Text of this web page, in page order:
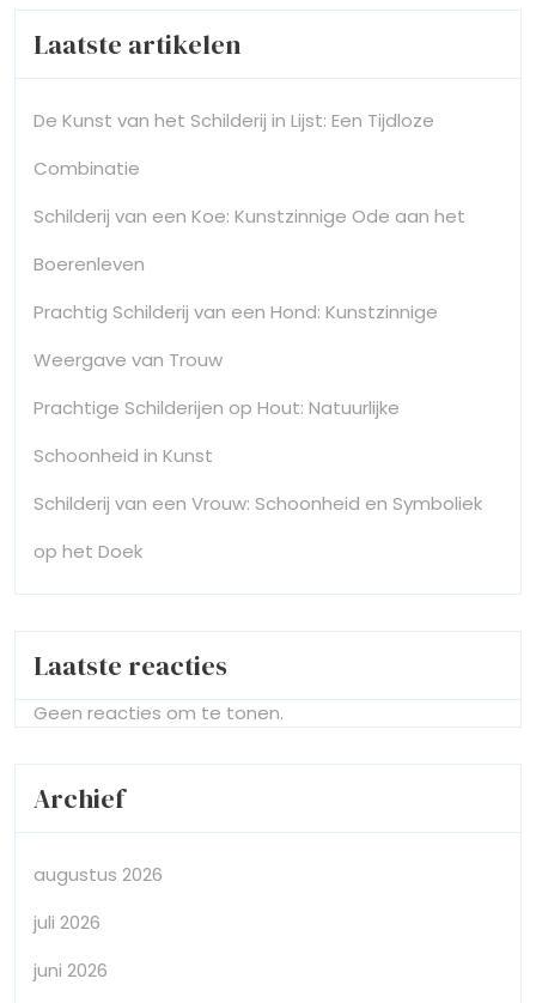
Laatste artikelen
De Kunst van het Schilderij in Lijst: Een Tijdloze
Combinatie
Schilderij van een Koe: Kunstzinnige Ode aan het
Boerenleven
Prachtig Schilderij van een Hond: Kunstzinnige
Weergave van Trouw
Prachtige Schilderijen op Hout: Natuurlijke
Schoonheid in Kunst
Schilderij van een Vrouw: Schoonheid en Symboliek
op het Doek
Laatste reacties
Geen reacties om te tonen.
Archief
augustus 2026
juli 2026
juni 2026